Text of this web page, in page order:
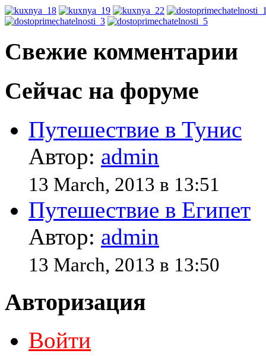
Свежие комментарии
Сейчас на форуме
Путешествие в Тунис
Автор: admin
13 March, 2013 в 13:51
Путешествие в Египет
Автор: admin
13 March, 2013 в 13:50
Авторизация
Войти